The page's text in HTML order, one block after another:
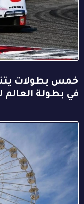
خمس بطولات
في بطولة